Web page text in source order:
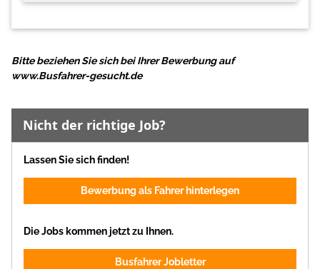
Bitte beziehen Sie sich bei Ihrer Bewerbung auf
www.Busfahrer-gesucht.de
Nicht der richtige Job?
Lassen Sie sich finden!
Bewerbung als Fahrer hinterlegen
Die Jobs kommen jetzt zu Ihnen.
Busfahrer Jobletter